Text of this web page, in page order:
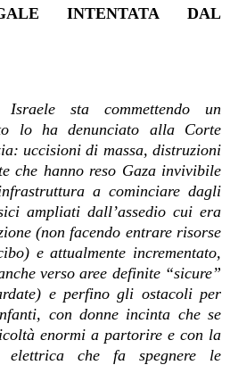
INTENTATA DAL
sta commettendo un
lo ha denunciato alla Corte
uccisioni di massa, distruzioni
che hanno reso Gaza invivibile
a cominciare dagli
ampliati dall’assedio cui era
(non facendo entrare risorse
e attualmente incrementato,
verso aree definite “sicure”
e perfino gli ostacoli per
con donne incinta che se
enormi a partorire e con la
elettrica che fa spegnere le